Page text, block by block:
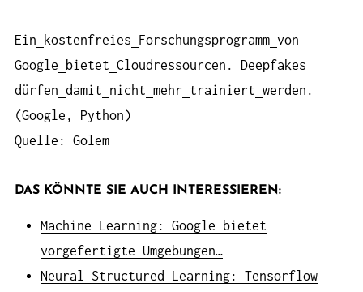
Ein kostenfreies Forschungsprogramm von
Google
bietet Cloudressourcen. Deepfakes
dürfen damit nicht mehr trainiert werden.
(Google, Python)
Quelle: Golem
DAS KÖNNTE SIE AUCH INTERESSIEREN:
Machine Learning: Google bietet
vorgefertigte Umgebungen…
Neural Structured Learning: Tensorflow